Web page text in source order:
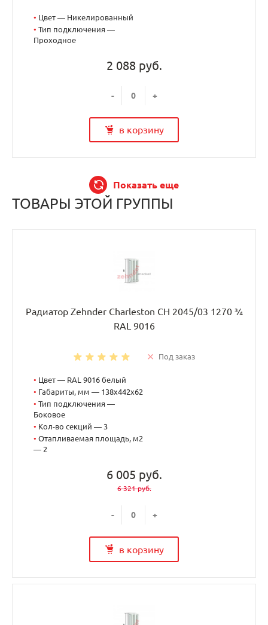
• Цвет — Никелированный
• Тип подключения —
Проходное
2 088 руб.
- +
в корзину
Показать еще
ТОВАРЫ ЭТОЙ ГРУППЫ
Радиатор Zehnder Charleston CH 2045/03 1270 ¾
RAL 9016
Под заказ
• Цвет — RAL 9016 белый
• Габариты, мм — 138x442x62
• Тип подключения —
Боковое
• Кол-во секций — 3
• Отапливаемая площадь, м2
— 2
6 005 руб.
6 321 руб.
- +
в корзину